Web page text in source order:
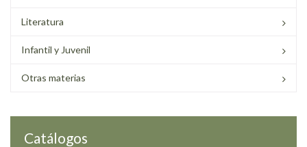
Literatura
Infantil y Juvenil
Otras materias
Catálogos